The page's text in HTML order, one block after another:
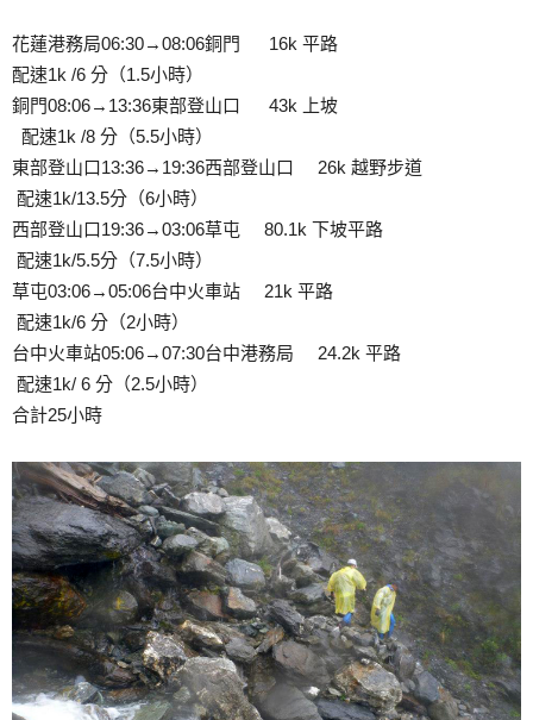
花蓮港務局06:30→08:06銅門 16k 平路
配速1k /6 分（1.5小時）
銅門08:06→13:36東部登山口 43k 上坡
配速1k /8 分（5.5小時）
東部登山口13:36→19:36西部登山口 26k 越野步道
配速1k/13.5分（6小時）
西部登山口19:36→03:06草屯 80.1k 下坡平路
配速1k/5.5分（7.5小時）
草屯03:06→05:06台中火車站 21k 平路
配速1k/6 分（2小時）
台中火車站05:06→07:30台中港務局 24.2k 平路
配速1k/ 6 分（2.5小時）
合計25小時